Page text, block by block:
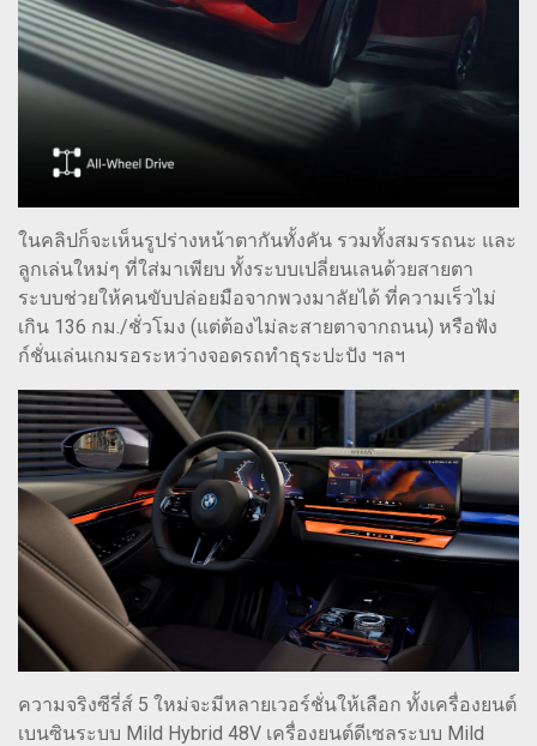
ในคลิปก็จะเห็นรูปร่างหน้าตากันทั้งคัน รวมทั้งสมรรถนะ และ
ลูกเล่นใหม่ๆ ที่ใส่มาเพียบ ทั้งระบบเปลี่ยนเลนด้วยสายตา
ระบบช่วยให้คนขับปล่อยมือจากพวงมาลัยได้ ที่ความเร็วไม่
เกิน 136 กม./ชั่วโมง (แต่ต้องไม่ละสายตาจากถนน) หรือฟัง
ก์ชั่นเล่นเกมรอระหว่างจอดรถทำธุระปะปัง ฯลฯ
ความจริงซีรี่ส์ 5 ใหม่จะมีหลายเวอร์ชั่นให้เลือก ทั้งเครื่องยนต์
เบนซินระบบ Mild Hybrid 48V เครื่องยนต์ดีเซลระบบ Mild